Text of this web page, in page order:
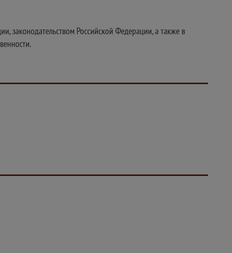
законодательством Российской Федерации, а также в